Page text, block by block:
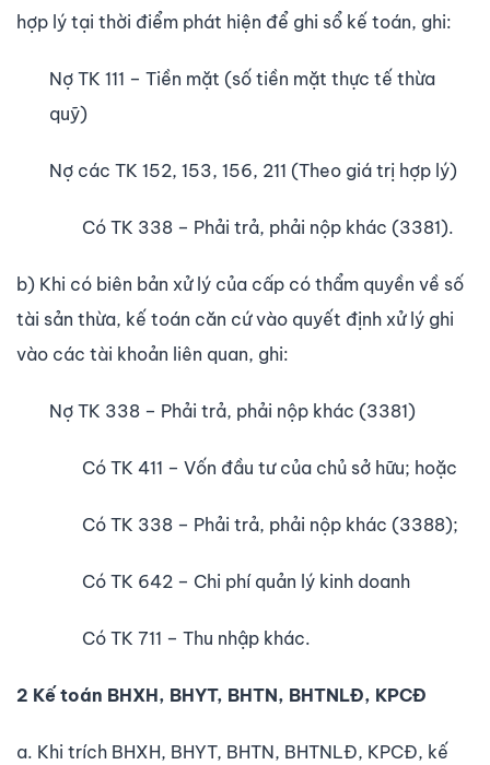
hợp lý tại thời điểm phát hiện để ghi sổ kế toán, ghi:
Nợ TK 111 – Tiền mặt (số tiền mặt thực tế thừa
quỹ)
Nợ các TK 152, 153, 156, 211 (Theo giá trị hợp lý)
Có TK 338 – Phải trả, phải nộp khác (3381).
b) Khi có biên bản xử lý của cấp có thẩm quyền về số
tài sản thừa, kế toán căn cứ vào quyết định xử lý ghi
vào các tài khoản liên quan, ghi:
Nợ TK 338 – Phải trả, phải nộp khác (3381)
Có TK 411 – Vốn đầu tư của chủ sở hữu; hoặc
Có TK 338 – Phải trả, phải nộp khác (3388);
Có TK 642 – Chi phí quản lý kinh doanh
Có TK 711 – Thu nhập khác.
2 Kế toán BHXH, BHYT, BHTN, BHTNLĐ, KPCĐ
a. Khi trích BHXH, BHYT, BHTN, BHTNLĐ, KPCĐ, kế